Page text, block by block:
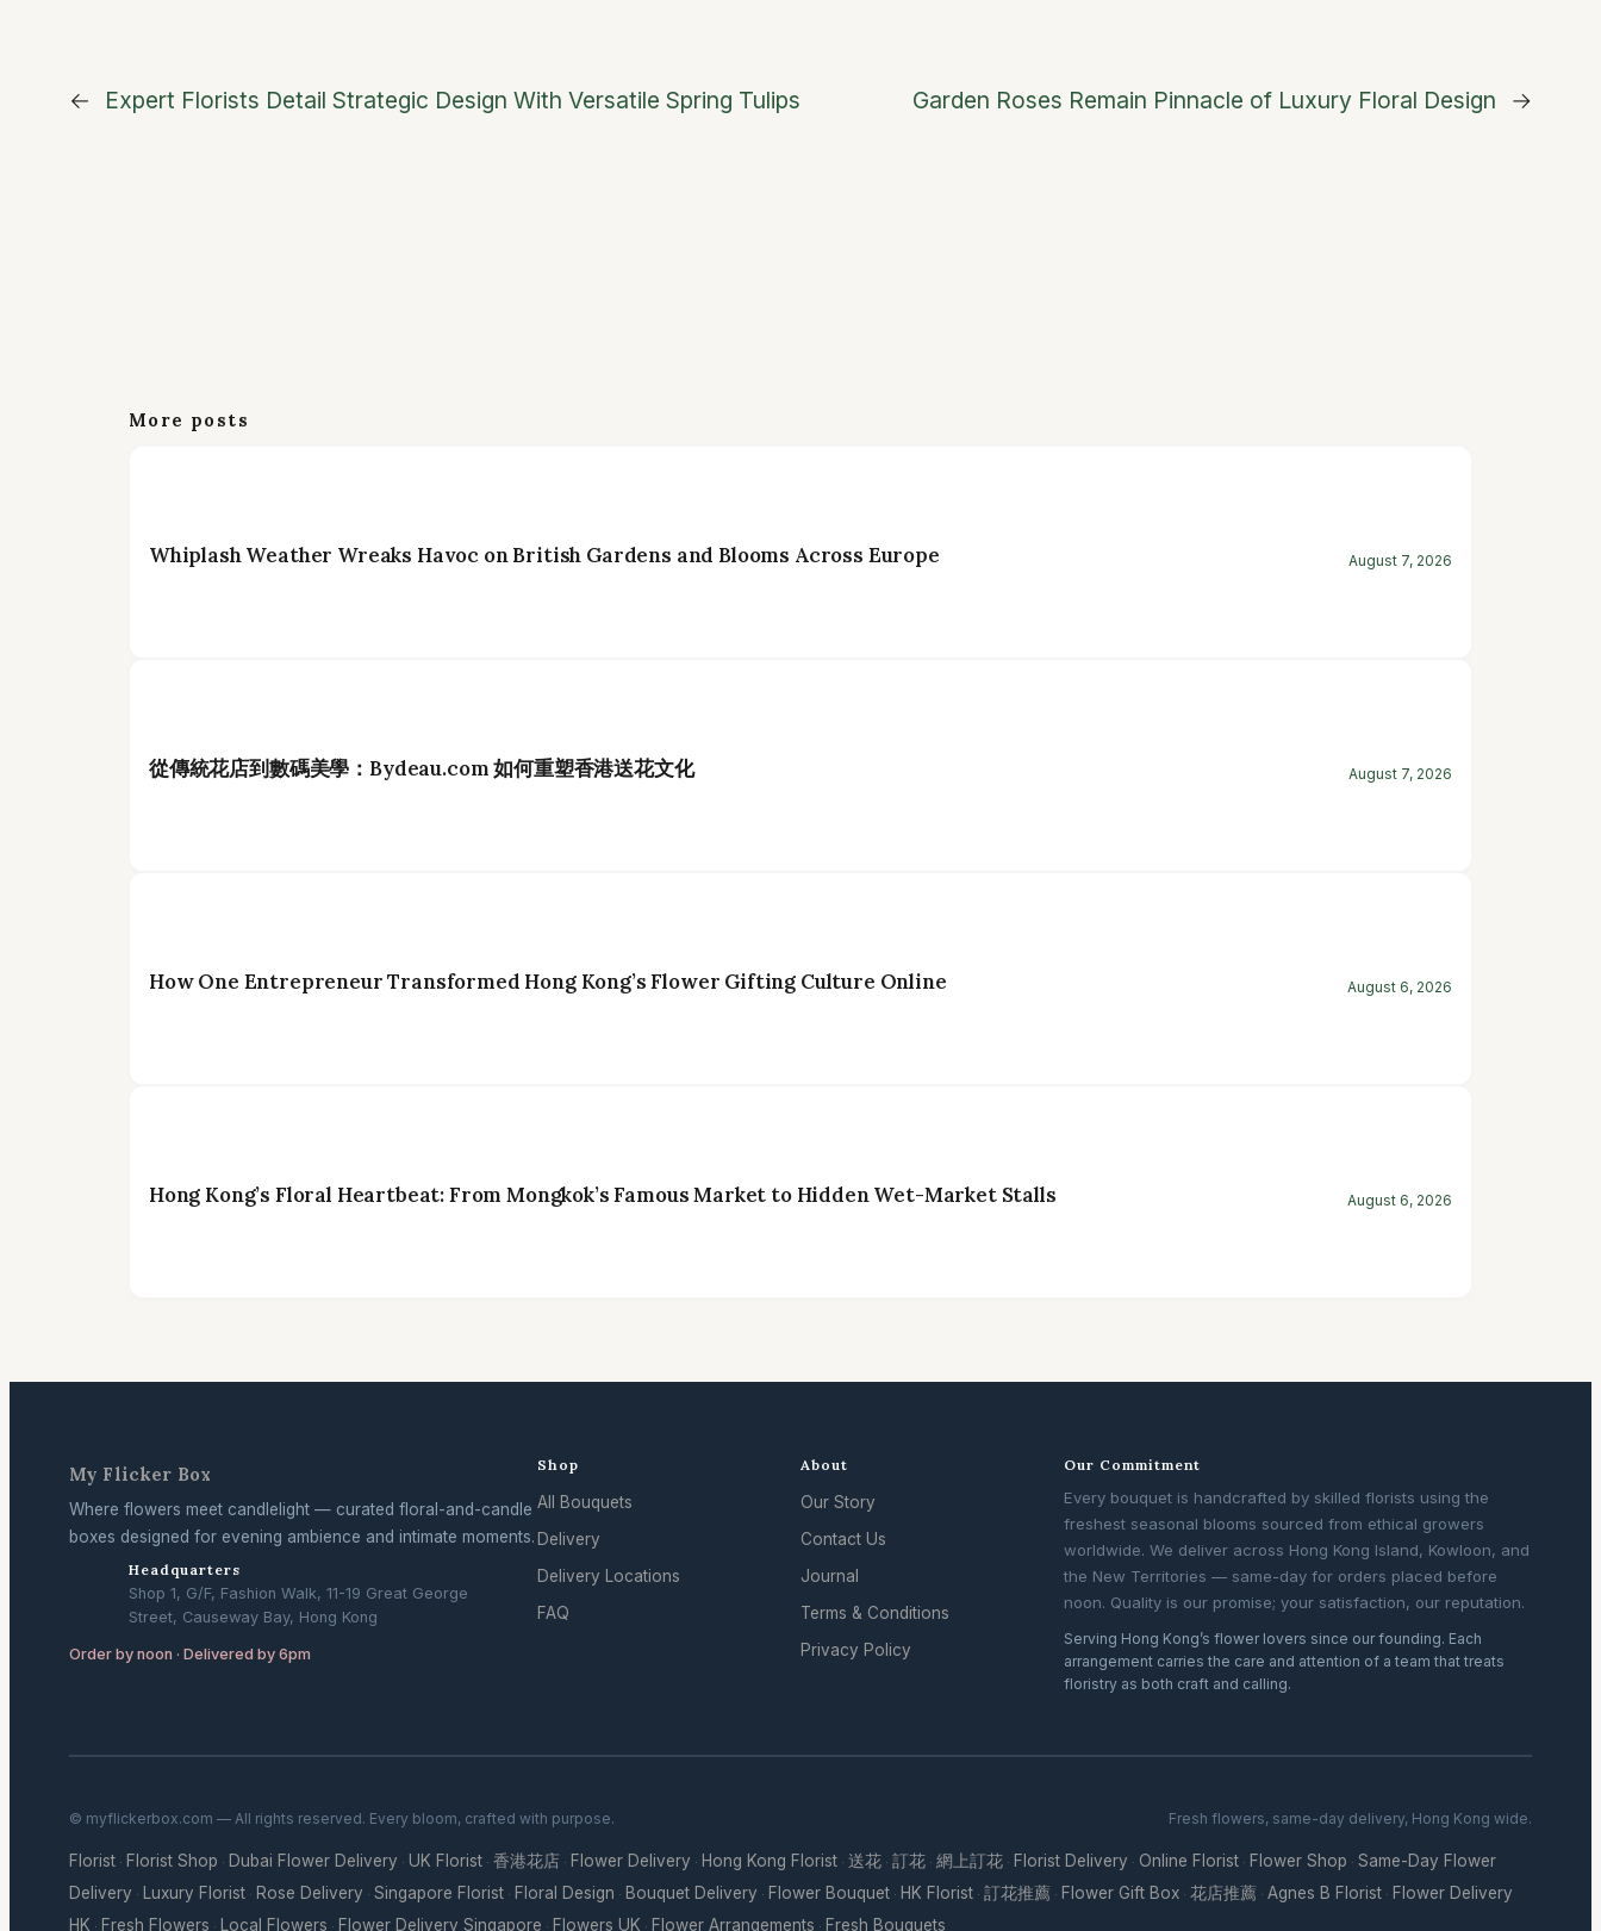
← Expert Florists Detail Strategic Design With Versatile Spring Tulips Garden Roses Remain Pinnacle of Luxury Floral Design →
More posts
Whiplash Weather Wreaks Havoc on British Gardens and Blooms Across Europe August 7, 2026
從傳統花店到數碼美學：Bydeau.com 如何重塑香港送花文化 August 7, 2026
How One Entrepreneur Transformed Hong Kong’s Flower Gifting Culture Online August 6, 2026
Hong Kong’s Floral Heartbeat: From Mongkok’s Famous Market to Hidden Wet-Market Stalls August 6, 2026
My Flicker Box
Where flowers meet candlelight — curated floral-and-candle
boxes designed for evening ambience and intimate moments.
Headquarters
Shop 1, G/F, Fashion Walk, 11-19 Great George
Street, Causeway Bay, Hong Kong
Order by noon · Delivered by 6pm
Shop
All Bouquets
Delivery
Delivery Locations
FAQ
About
Our Story
Contact Us
Journal
Terms & Conditions
Privacy Policy
Our Commitment
Every bouquet is handcrafted by skilled florists using the
freshest seasonal blooms sourced from ethical growers
worldwide. We deliver across Hong Kong Island, Kowloon, and
the New Territories — same-day for orders placed before
noon. Quality is our promise; your satisfaction, our reputation.
Serving Hong Kong’s flower lovers since our founding. Each
arrangement carries the care and attention of a team that treats
floristry as both craft and calling.
© myflickerbox.com — All rights reserved. Every bloom, crafted with purpose. Fresh flowers, same-day delivery, Hong Kong wide.
Florist · Florist Shop · Dubai Flower Delivery · UK Florist · 香港花店 · Flower Delivery · Hong Kong Florist · 送花 · 訂花 · 網上訂花 · Florist Delivery · Online Florist · Flower Shop · Same-Day Flower
Delivery · Luxury Florist · Rose Delivery · Singapore Florist · Floral Design · Bouquet Delivery · Flower Bouquet · HK Florist · 訂花推薦 · Flower Gift Box · 花店推薦 · Agnes B Florist · Flower Delivery
HK · Fresh Flowers · Local Flowers · Flower Delivery Singapore · Flowers UK · Flower Arrangements · Fresh Bouquets